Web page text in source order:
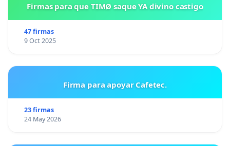
Firmas para que TIMØ saque YA divino castigo
47 firmas
9 Oct 2025
Firma para apoyar Cafetec.
23 firmas
24 May 2026